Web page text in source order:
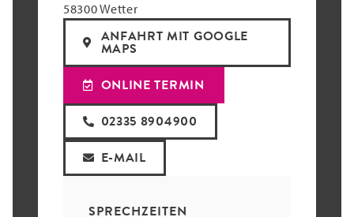
58300 Wetter
ANFAHRT MIT GOOGLE
MAPS
ONLINE TERMIN
02335 8904900
E-MAIL
SPRECHZEITEN